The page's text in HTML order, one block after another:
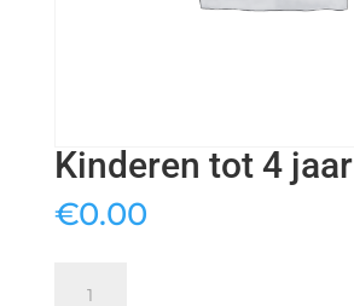
Kinderen tot 4 jaar
€0.00